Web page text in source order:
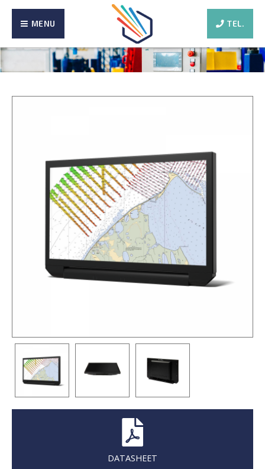
TEL.
MENU
DATASHEET